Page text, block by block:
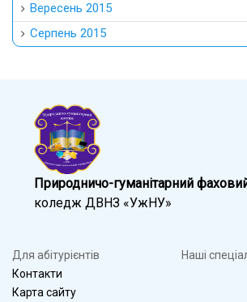
Вересень 2015
Серпень 2015
Природничо-гуманітарний
коледж ДВНЗ «УжНУ»
Для абітурієнтів
Контакти
Карта сайту
Наші